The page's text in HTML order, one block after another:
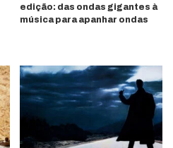
edição: das ondas gigantes à
música para apanhar ondas